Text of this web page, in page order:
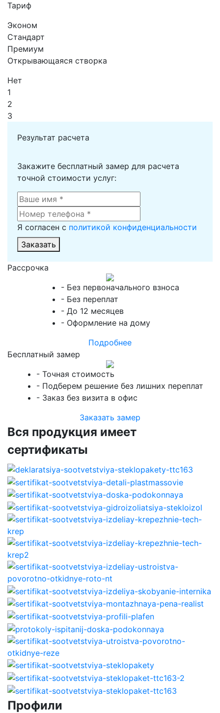
Тариф
Эконом
Стандарт
Премиум
Открывающаяся створка
Нет
1
2
3
Результат расчета
Закажите бесплатный замер для расчета
точной стоимости услуг:
Я согласен с политикой конфиденциальности
Заказать
Рассрочка
- Без первоначального взноса
- Без переплат
- До 12 месяцев
- Оформление на дому
Подробнее
Бесплатный замер
- Точная стоимость
- Подберем решение без лишних переплат
- Заказ без визита в офис
Заказать замер
Вся продукция имеет
сертификаты
Профили